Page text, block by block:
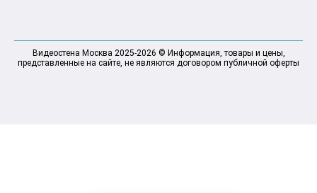
Видеостена Москва 2025-2026 © Информация, товары и цены,
представленные на сайте, не являются договором публичной оферты